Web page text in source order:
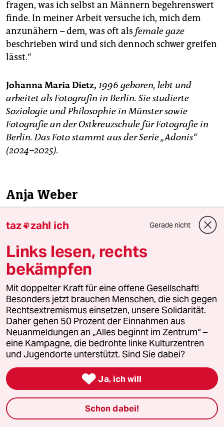
fragen, was ich selbst an Männern begehrenswert
finde. In meiner Arbeit versuche ich, mich dem
anzunähern – dem, was oft als female gaze
beschrieben wird und sich dennoch schwer greifen
lässt.“
Johanna Maria Dietz, 1996 geboren, lebt und
arbeitet als Fotografin in Berlin. Sie studierte
Soziologie und Philosophie in Münster sowie
Fotografie an der Ostkreuzschule für Fotografie in
Berlin. Das Foto stammt aus der Serie „Adonis“
(2024–2025).
Anja Weber
taz zahl ich Gerade nicht
Links lesen, rechts
bekämpfen
Mit doppelter Kraft für eine offene Gesellschaft!
Besonders jetzt brauchen Menschen, die sich gegen
Rechtsextremismus einsetzen, unsere Solidarität.
Daher gehen 50 Prozent der Einnahmen aus
Neuanmeldungen an „Alles beginnt im Zentrum“ –
eine Kampagne, die bedrohte linke Kulturzentren
und Jugendorte unterstützt. Sind Sie dabei?
 Ja, ich will
Schon dabei!